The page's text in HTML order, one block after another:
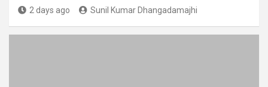
2 days ago Sunil Kumar Dhangadamajhi